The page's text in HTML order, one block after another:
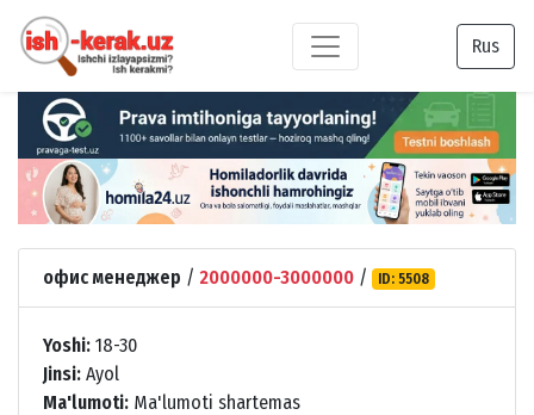
Rus
офис менеджер / 2000000-3000000 / ID: 5508
Yoshi: 18-30
Jinsi: Ayol
Ma'lumoti: Ma'lumoti shartemas